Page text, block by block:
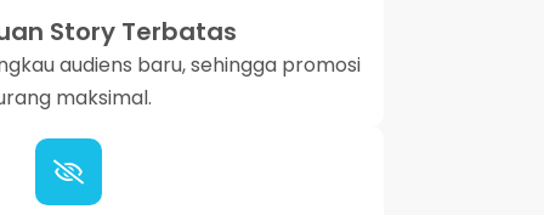
Story Terbatas
audiens baru, sehingga promosi
maksimal.